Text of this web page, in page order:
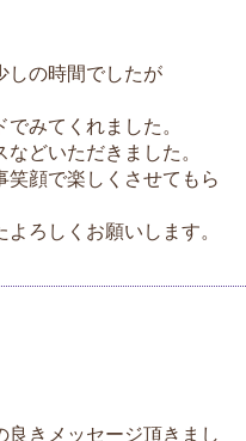
しの時間でしたが
みてくれました。
どいただきました。
顔で楽しくさせてもら
ろしくお願いします。
良きメッセージ頂きまし